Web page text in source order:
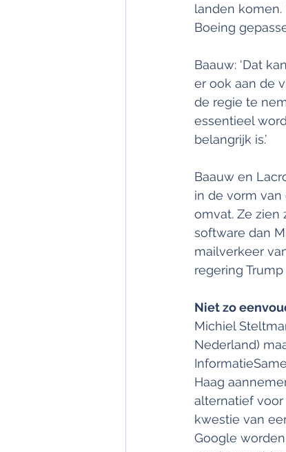
landen komen.
Boeing
Baauw: ‘Dat
er ook aan de
de regie te
essentieel
belangrijk is.’
Baauw en
in de vorm
omvat. Ze
software dan
mailverkeer
regering
Niet zo
Michiel
Nederland)
Haag
alternatief
kwestie van
Google